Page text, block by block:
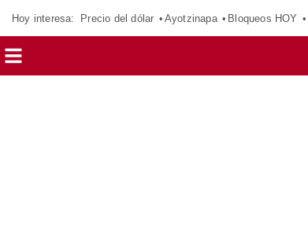
Hoy interesa: Precio del dólar Ayotzinapa Bloqueos HOY